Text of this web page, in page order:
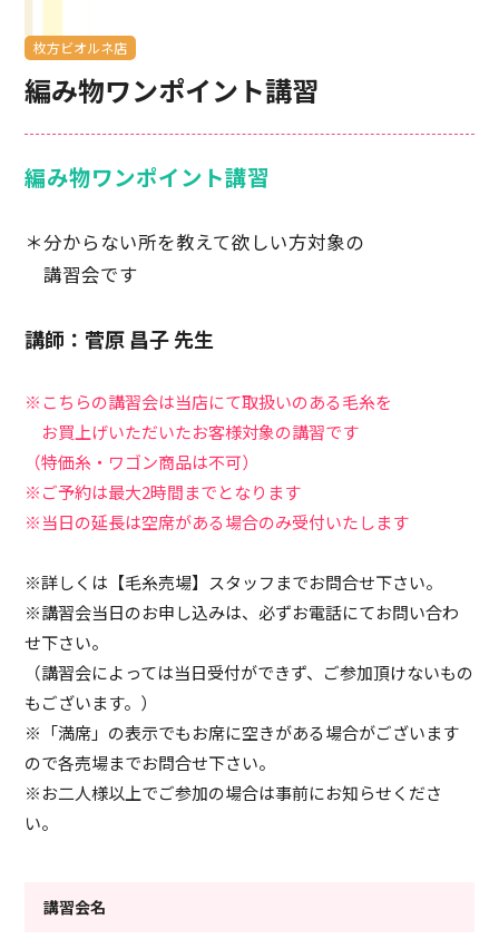
枚方ビオルネ店
編み物ワンポイント講習
編み物ワンポイント講習
＊分からない所を教えて欲しい方対象の
講習会です
講師：菅原 昌子 先生
※こちらの講習会は当店にて取扱いのある毛糸を
お買上げいただいたお客様対象の講習です
（特価糸・ワゴン商品は不可）
※ご予約は最大2時間までとなります
※当日の延長は空席がある場合のみ受付いたします
※詳しくは【毛糸売場】スタッフまでお問合せ下さい。
※講習会当日のお申し込みは、必ずお電話にてお問い合わ
せ下さい。
（講習会によっては当日受付ができず、ご参加頂けないもの
もございます。）
※「満席」の表示でもお席に空きがある場合がございます
ので各売場までお問合せ下さい。
※お二人様以上でご参加の場合は事前にお知らせくださ
い。
講習会名